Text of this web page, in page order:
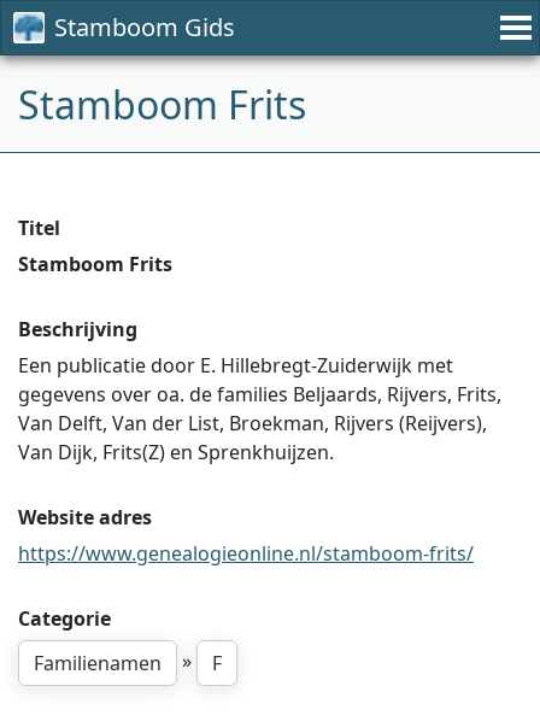
Stamboom Gids
Stamboom Frits
Titel
Stamboom Frits
Beschrijving
Een publicatie door E. Hillebregt-Zuiderwijk met
gegevens over oa. de families Beljaards, Rijvers, Frits,
Van Delft, Van der List, Broekman, Rijvers (Reijvers),
Van Dijk, Frits(Z) en Sprenkhuijzen.
Website adres
https://www.genealogieonline.nl/stamboom-frits/
Categorie
Familienamen
» F